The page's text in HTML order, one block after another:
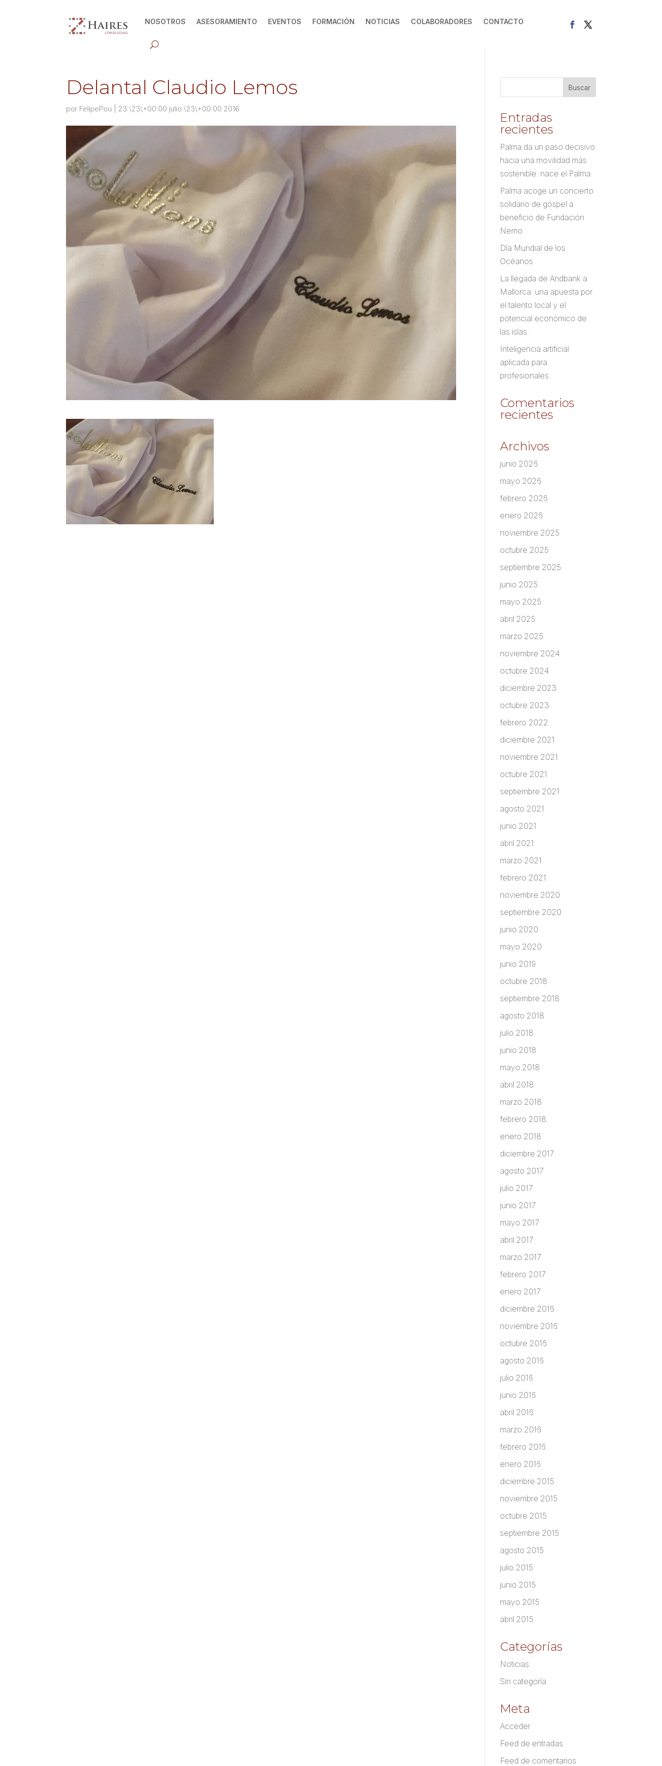
NOSOTROS ASESORAMIENTO EVENTOS FORMACIÓN NOTICIAS COLABORADORES CONTACTO
Delantal Claudio Lemos
por FelipePou 23 \23\+00:00 julio \23\+00:00 2016
Entradas
recientes
Palma da un paso decisivo
hacia una movilidad más
sostenible: nace el Palma.
Palma acoge un concierto
solidario de góspel a
beneficio de Fundación
Nemo
Día Mundial de los
Océanos
La llegada de Andbank a
Mallorca: una apuesta por
el talento local y el
potencial económico de
las islas.
Inteligencia artificial
aplicada para
profesionales.
Comentarios
recientes
Archivos
junio 2026
mayo 2026
febrero 2026
enero 2026
noviembre 2025
octubre 2025
septiembre 2025
junio 2025
mayo 2025
abril 2025
marzo 2025
noviembre 2024
octubre 2024
diciembre 2023
octubre 2023
febrero 2022
diciembre 2021
noviembre 2021
octubre 2021
septiembre 2021
agosto 2021
junio 2021
abril 2021
marzo 2021
febrero 2021
noviembre 2020
septiembre 2020
junio 2020
mayo 2020
junio 2019
octubre 2018
septiembre 2018
agosto 2018
julio 2018
junio 2018
mayo 2018
abril 2018
marzo 2018
febrero 2018
enero 2018
diciembre 2017
agosto 2017
julio 2017
junio 2017
mayo 2017
abril 2017
marzo 2017
febrero 2017
enero 2017
diciembre 2016
noviembre 2016
octubre 2016
agosto 2016
julio 2016
junio 2016
abril 2016
marzo 2016
febrero 2016
enero 2016
diciembre 2015
noviembre 2015
octubre 2015
septiembre 2015
agosto 2015
julio 2015
junio 2015
mayo 2015
abril 2015
Categorías
Noticias
Sin categoría
Meta
Acceder
Feed de entradas
Feed de comentarios